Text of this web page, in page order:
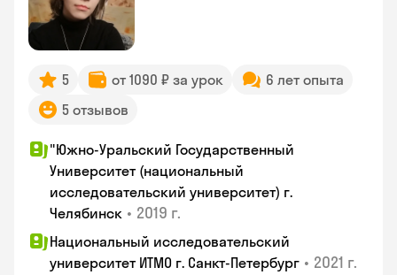
5 от 1090 ₽ за урок
6 лет опыта
5 отзывов
"Южно-Уральский Государственный
Университет (национальный
исследовательский университет) г.
Челябинск • 2019 г.
Национальный исследовательский
университет ИТМО г. Санкт-Петербург • 2021 г.